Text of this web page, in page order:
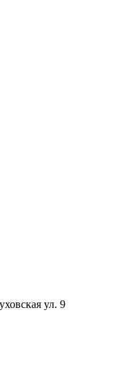
ул. 9